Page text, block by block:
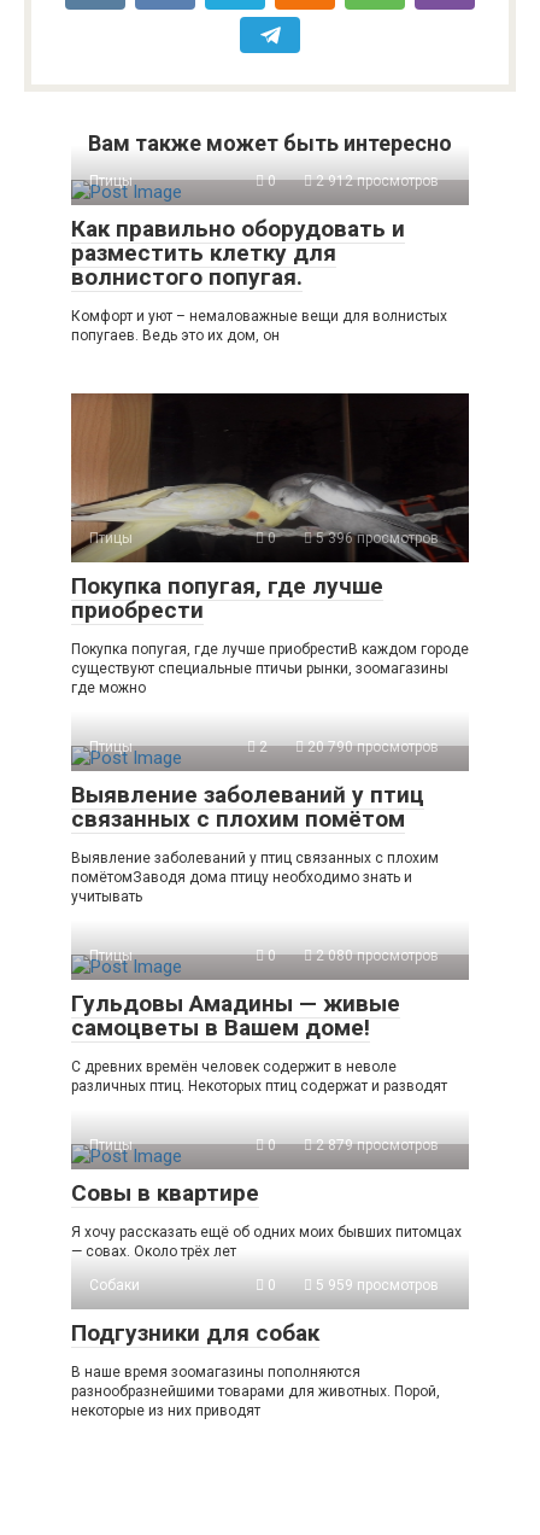
Вам также может быть интересно
Птицы 0 2 912 просмотров
Как правильно оборудовать и
разместить клетку для
волнистого попугая.
Комфорт и уют – немаловажные вещи для волнистых
попугаев. Ведь это их дом, он
Птицы 0 5 396 просмотров
Покупка попугая, где лучше
приобрести
Покупка попугая, где лучше приобрестиВ каждом городе
существуют специальные птичьи рынки, зоомагазины
где можно
Птицы 2 20 790 просмотров
Выявление заболеваний у птиц
связанных с плохим помётом
Выявление заболеваний у птиц связанных с плохим
помётомЗаводя дома птицу необходимо знать и
учитывать
Птицы 0 2 080 просмотров
Гульдовы Амадины — живые
самоцветы в Вашем доме!
С древних времён человек содержит в неволе
различных птиц. Некоторых птиц содержат и разводят
Птицы 0 2 879 просмотров
Совы в квартире
Я хочу рассказать ещё об одних моих бывших питомцах
— совах. Около трёх лет
Собаки
0 5 959 просмотров
Подгузники для собак
В наше время зоомагазины пополняются
разнообразнейшими товарами для животных. Порой,
некоторые из них приводят